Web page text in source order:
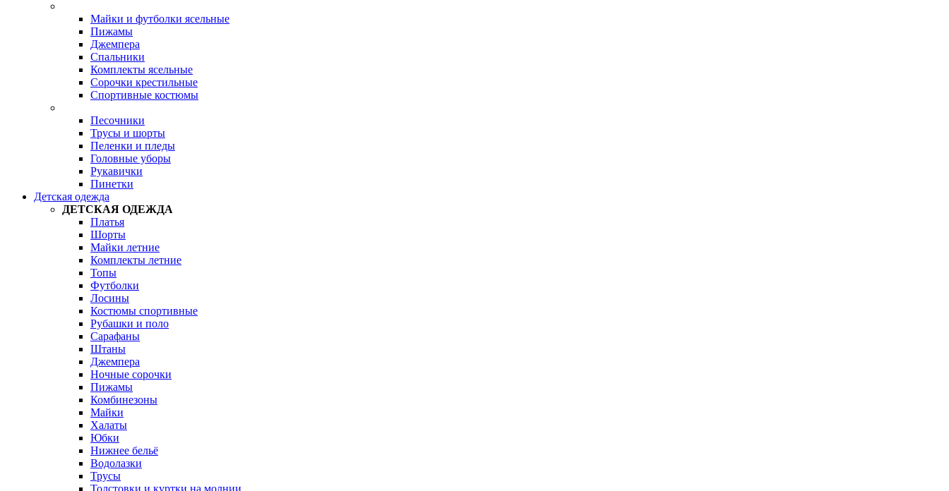
Майки и футболки ясельные
Пижамы
Джемпера
Спальники
Комплекты ясельные
Сорочки крестильные
Спортивные костюмы
Песочники
Трусы и шорты
Пеленки и пледы
Головные уборы
Рукавички
Пинетки
Детская одежда
ДЕТСКАЯ ОДЕЖДА
Платья
Шорты
Майки летние
Комплекты летние
Топы
Футболки
Лосины
Костюмы спортивные
Рубашки и поло
Сарафаны
Штаны
Джемпера
Ночные сорочки
Пижамы
Комбинезоны
Майки
Халаты
Юбки
Нижнее бельё
Водолазки
Трусы
Толстовки и куртки на молнии